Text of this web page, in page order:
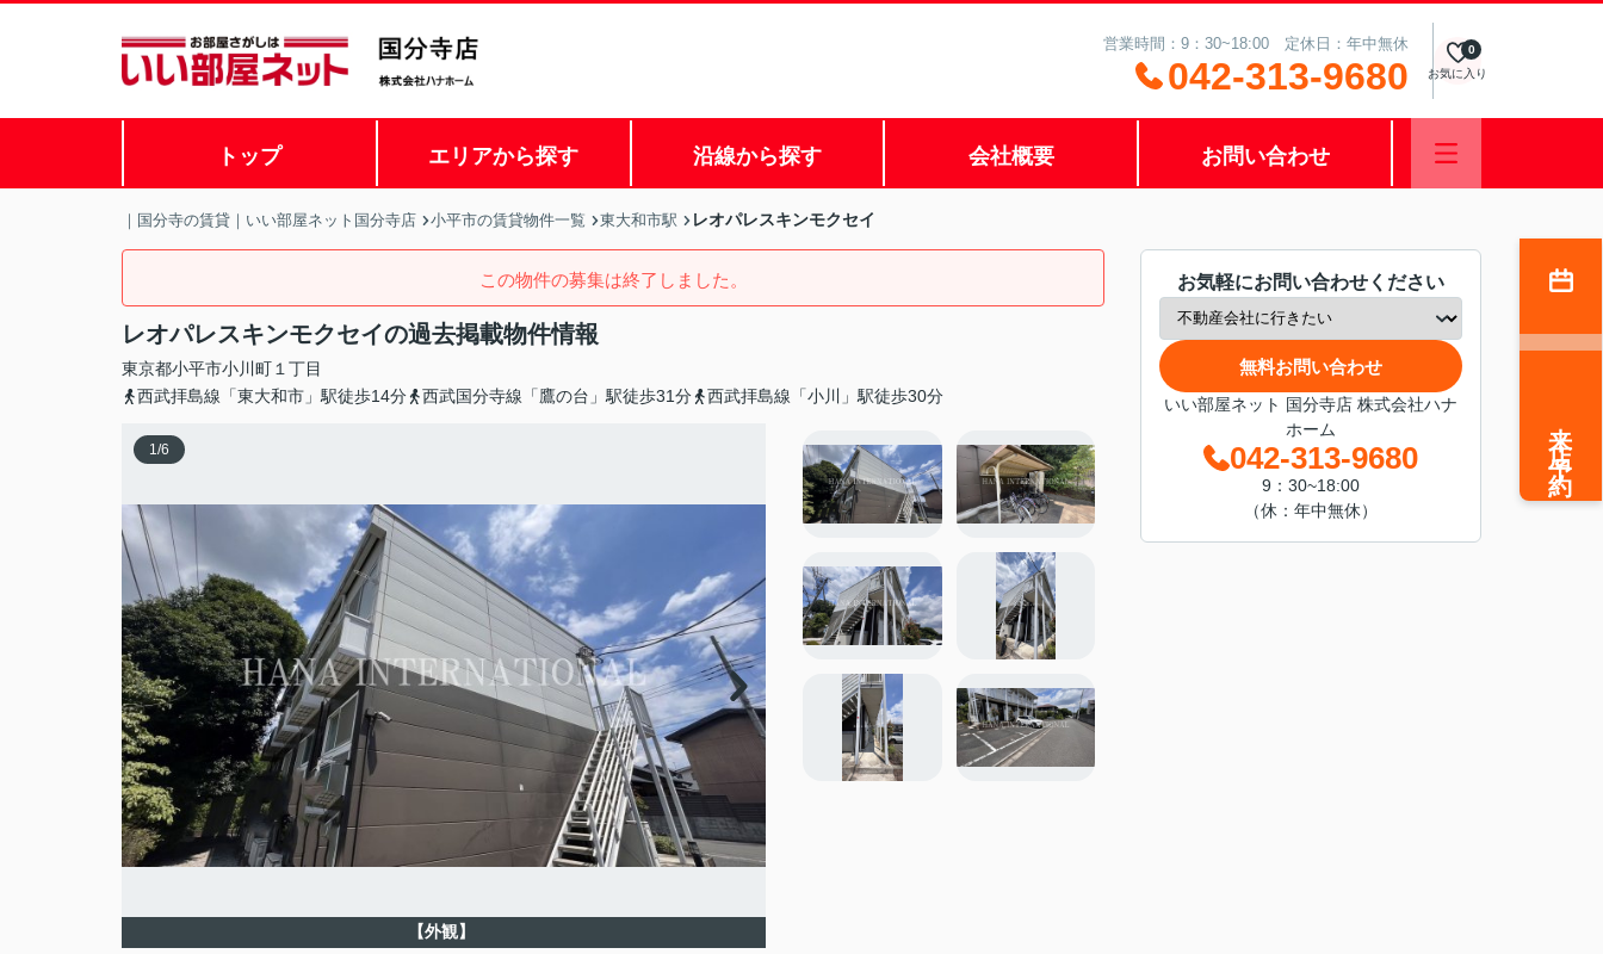
営業時間：9：30~18:00 定休日：年中無休
042-313-9680 お気に入り
0
トップ エリアから探す 沿線から探す 会社概要 お問い合わせ
｜国分寺の賃貸｜いい部屋ネット国分寺店 小平市の賃貸物件一覧 東大和市駅 レオパレスキンモクセイ
この物件の募集は終了しました。
レオパレスキンモクセイの過去掲載物件情報
東京都小平市小川町 １丁目
西武拝島線「東大和市」駅徒歩14分
西武国分寺線「鷹の台」駅徒歩31分 西武拝島線「小川」駅徒歩30分
1/6
【外観】
お気軽にお問い合わせください
無料お問い合わせ
いい部屋ネット 国分寺店 株式会社ハナ
ホーム
042-313-9680
9：30~18:00
（休：年中無休）
来店予約